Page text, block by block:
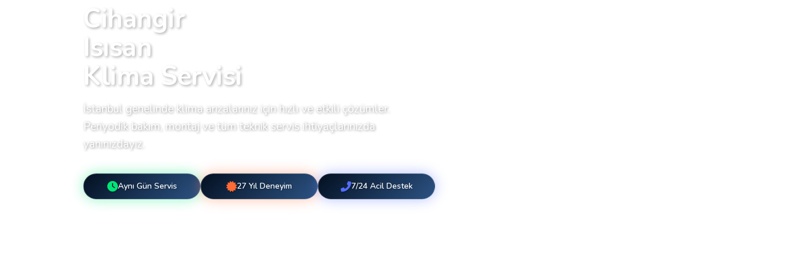
Cihangir
Isısan
Klima Servisi
İstanbul genelinde klima arızalarınız için hızlı ve etkili çözümler.
Periyodik bakım, montaj ve tüm teknik servis ihtiyaçlarınızda
yanınızdayız.
Aynı Gün Servis 27 Yıl Deneyim 7/24 Acil Destek